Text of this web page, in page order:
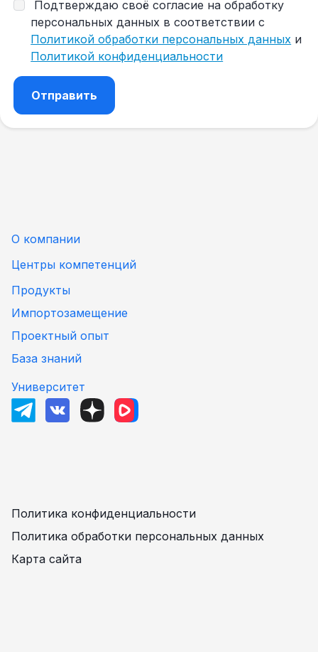
Подтверждаю своё согласие на обработку
персональных данных в соответствии с
Политикой обработки персональных данных и
Политикой конфиденциальности
О компании
Центры компетенций
Продукты
Импортозамещение
Проектный опыт
База знаний
Университет
Политика конфиденциальности
Политика обработки персональных данных
Карта сайта